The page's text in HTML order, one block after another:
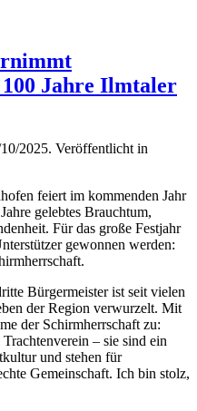
Jahre Ilmtaler
2025. Veröffentlicht in
feiert im kommenden Jahr
gelebtes Brauchtum,
Für das große Festjahr
gewonnen werden:
Bürgermeister ist seit vielen
der Region verwurzelt. Mit
der Schirmherrschaft zu:
– sie sind ein
und stehen für
Gemeinschaft. Ich bin stolz,